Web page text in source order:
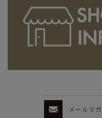
メールマ